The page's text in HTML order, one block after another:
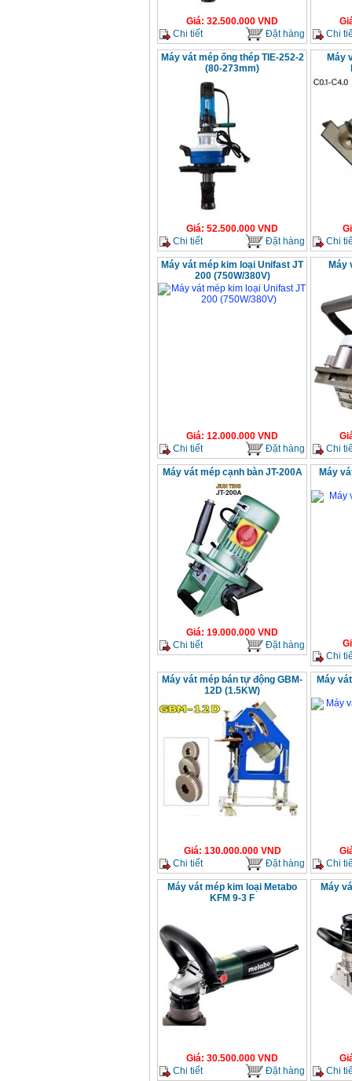
Giá: 32.500.000 VND
Chi tiết
Đặt hàng
Chi
Máy vát mép ống thép TIE-252-2
(80-273mm)
Giá: 52.500.000 VND
Chi tiết
Đặt hàng
Máy
Chi
Máy vát mép kim loại Unifast JT
200 (750W/380V)
Giá: 12.000.000 VND
Chi tiết
Đặt hàng
Máy
Chi
Máy vát mép cạnh bàn JT-200A
Giá: 19.000.000 VND
Chi tiết
Đặt hàng
Máy
Chi
Máy vát mép bán tự động GBM-
12D (1.5KW)
Giá: 130.000.000VND
Chi tiết
Đặt hàng
Máy
Chi
Máy vát mép kim loại Metabo
KFM 9-3 F
Giá: 30.500.000 VND
Chi tiết
Đặt hàng
Máy
Chi